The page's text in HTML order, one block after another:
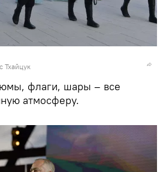
Тхайцук
флаги, шары – все
атмосферу.